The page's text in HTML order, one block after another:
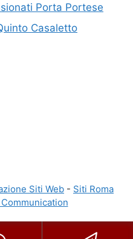
Porta Portese
Casaletto
Siti Web - Siti Roma